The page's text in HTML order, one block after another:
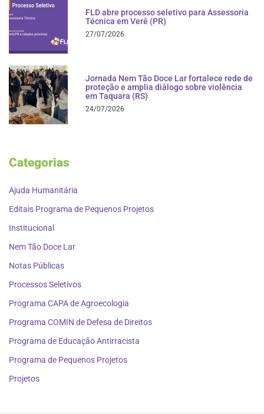
FLD abre processo seletivo para Assessoria
Técnica em Verê (PR)
27/07/2026
Jornada Nem Tão Doce Lar fortalece rede de
proteção e amplia diálogo sobre violência
em Taquara (RS)
24/07/2026
Categorias
Ajuda Humanitária
Editais Programa de Pequenos Projetos
Institucional
Nem Tão Doce Lar
Notas Públicas
Processos Seletivos
Programa CAPA de Agroecologia
Programa COMIN de Defesa de Direitos
Programa de Educação Antirracista
Programa de Pequenos Projetos
Projetos